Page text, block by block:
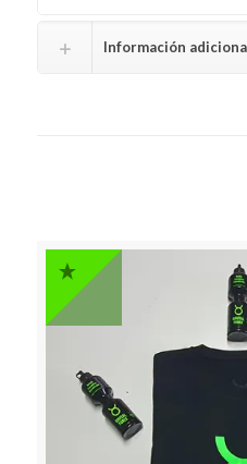
Información